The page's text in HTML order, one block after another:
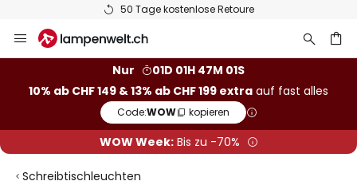
50 Tage kostenlose Retoure
Inhalt
Nur
01D 01H 47M 00S
10% ab CHF 149 & 13% ab CHF 199 extra auf fast alles
Code:WOW kopieren
WOW Week:Bis zu -70%
Schreibtischleuchten